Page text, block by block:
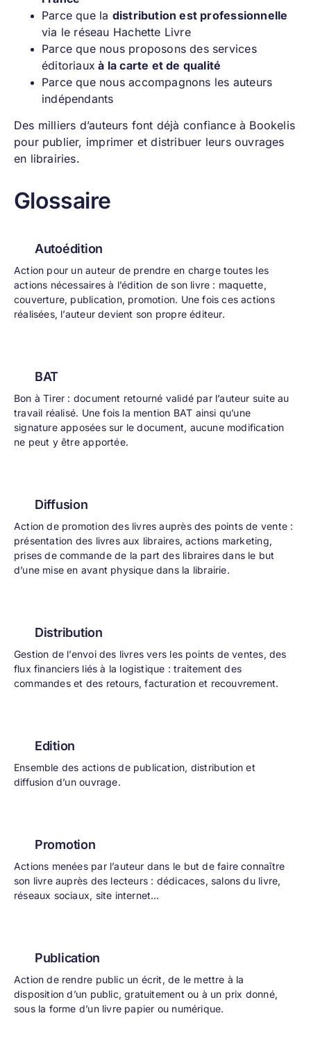
Parce que la distribution est professionnelle
via le réseau Hachette Livre
Parce que nous proposons des services
éditoriaux à la carte et de qualité
Parce que nous accompagnons les auteurs
indépendants
Des milliers d’auteurs font déjà confiance à Bookelis
pour publier, imprimer et distribuer leurs ouvrages
en librairies.
Glossaire
Autoédition
Action pour un auteur de prendre en charge toutes les
actions nécessaires à l’édition de son livre : maquette,
couverture, publication, promotion. Une fois ces actions
réalisées, l’auteur devient son propre éditeur.
BAT
Bon à Tirer : document retourné validé par l’auteur suite au
travail réalisé. Une fois la mention BAT ainsi qu’une
signature apposées sur le document, aucune modification
ne peut y être apportée.
Diffusion
Action de promotion des livres auprès des points de vente :
présentation des livres aux libraires, actions marketing,
prises de commande de la part des libraires dans le but
d’une mise en avant physique dans la librairie.
Distribution
Gestion de l’envoi des livres vers les points de ventes, des
flux financiers liés à la logistique : traitement des
commandes et des retours, facturation et recouvrement.
Edition
Ensemble des actions de publication, distribution et
diffusion d’un ouvrage.
Promotion
Actions menées par l’auteur dans le but de faire connaître
son livre auprès des lecteurs : dédicaces, salons du livre,
réseaux sociaux, site internet…
Publication
Action de rendre public un écrit, de le mettre à la
disposition d’un public, gratuitement ou à un prix donné,
sous la forme d’un livre papier ou numérique.